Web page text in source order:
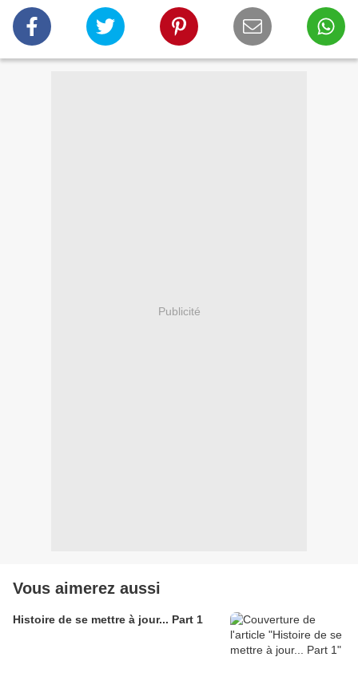
Publicité
Vous aimerez aussi
Histoire de se mettre à jour... Part 1